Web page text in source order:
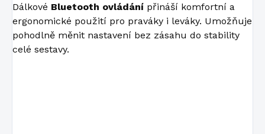
Dálkové Bluetooth ovládání přináší komfortní a
ergonomické použití pro praváky i leváky. Umožňuje
pohodlně měnit nastavení bez zásahu do stability
celé sestavy.